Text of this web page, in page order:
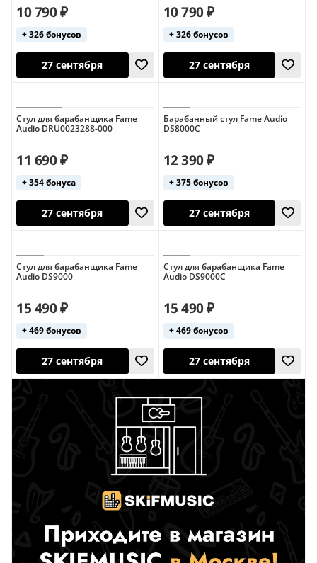
10 790 ₽
+ 326 бонусов
27 сентября
10 790 ₽
+ 326 бонусов
27 сентября
Стул для барабанщика Fame
Audio DRU0023288-000
11 690 ₽
+ 354 бонуса
27 сентября
Барабанный стул Fame Audio
DS8000C
12 390 ₽
+ 375 бонусов
27 сентября
Стул для барабанщика Fame
Audio DS9000
15 490 ₽
+ 469 бонусов
Стул для барабанщика Fame
Audio DS9000C
15 490 ₽
+ 469 бонусов